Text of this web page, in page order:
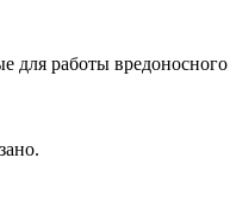
для работы